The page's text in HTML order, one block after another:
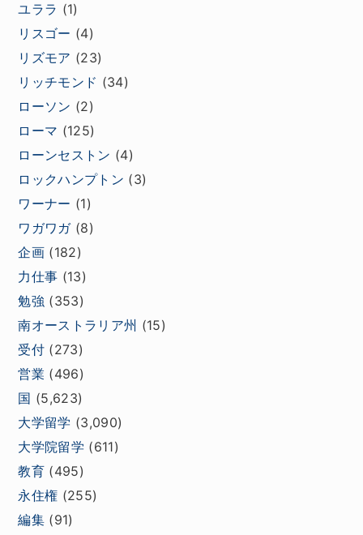
ユララ (1)
リスゴー (4)
リズモア (23)
リッチモンド (34)
ローソン (2)
ローマ (125)
ローンセストン (4)
ロックハンプトン (3)
ワーナー (1)
ワガワガ(8)
企画 (182)
力仕事 (13)
勉強 (353)
南オーストラリア州 (15)
受付 (273)
営業 (496)
国 (5,623)
大学留学 (3,090)
大学院留学 (611)
教育 (495)
永住権 (255)
編集 (91)